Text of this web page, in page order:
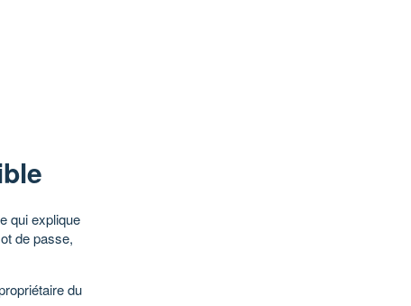
qui explique
de passe,
du